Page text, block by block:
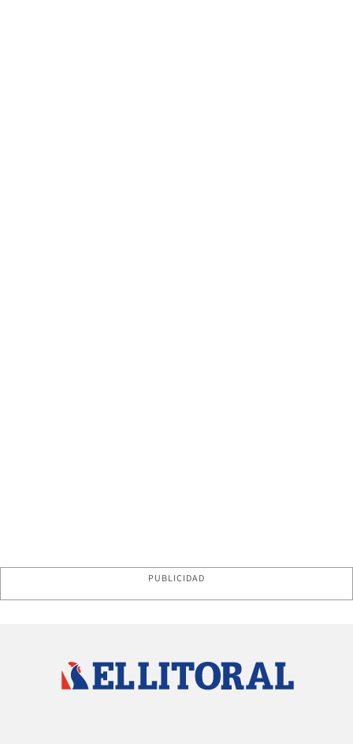
PUBLICIDAD